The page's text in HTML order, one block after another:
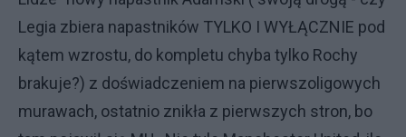
Legia zbiera napastników TYLKO I WYŁĄCZNIE pod
kątem wzrostu, do kompletu chyba tylko Rochy
brakuje?) z doświadczeniem na pierwszoligowych
murawach, ostatnio znikła z pierwszych stron, bo